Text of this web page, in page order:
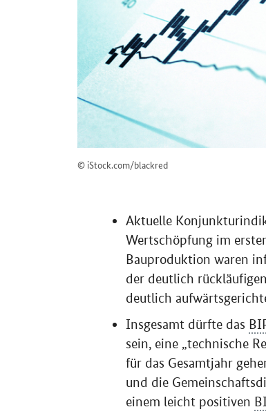
© iStock.com/blackred
Aktuelle
Wertschöpfung im
Bauproduktion waren
der deutlich
deutlich
Insgesamt dürfte das
sein, eine „technische
für das Gesamtjahr
und die
einem leicht positiven